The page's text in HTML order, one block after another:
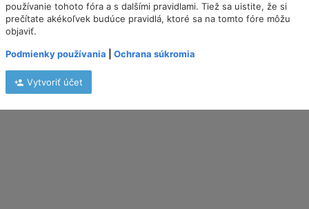
používanie tohoto fóra a s dalšími pravidlami. Tiež sa uistite, že si
prečítate akékoľvek budúce pravidlá, ktoré sa na tomto fóre môžu
objaviť.
Podmienky používania Ochrana súkromia
Vytvoriť účet